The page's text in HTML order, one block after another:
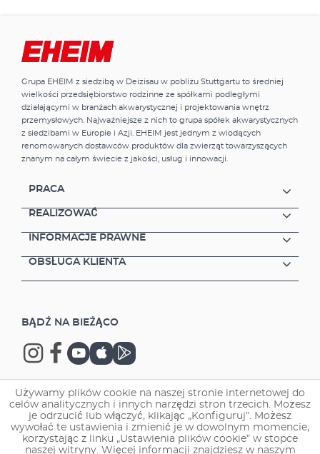
specjalnie zaprojektowany do zastosowań
indywidualnych Urządzenie składa się z
których liczbę można zwiększać lub
zmniejszać zależnie od wielkości oczka
wodnego, czy liczebności ryb. Nadaje się
również do wód płytkich ze względu na
płaską konstrukcję Nierzucający się w oczy
można wykorzystać do zasilenia ozdoby
podłączenia sterylizatora UVC. 3 dysze lub
wodnych, w tym fontann o różnych wzorach:
"Taniec" - "Bańka" - "Plusk" Minimalne
maksymalnej pojemności 4000 litrów bez ryb
energii Odpowiedniej długości kabel: 10 m
Wysoka jakość 3 lata gwarancji Zawartość
zestawu: Wewnętrzny filtr do oczek wodnych
MODUL4000 Teleskopowa rura z
odgałęzieniem z oddzielnym sterowaniem
natężeniem przepływu Do wyboru 2 dysze do
tworzenia efektów wodnych Elementy
Grupa EHEIM z siedzibą w Deizisau w pobliżu Stuttgartu to średniej
wielkości przedsiębiorstwo rodzinne ze spółkami podległymi
działającymi w branżach akwarystycznej i projektowania wnętrz
przemysłowych. Najważniejsze z nich to grupa spółek akwarystycznych
z siedzibami w Europie i Azji. EHEIM jest jednym z wiodących
renomowanych dostawców produktów dla zwierząt towarzyszących
znanym na całym świecie z jakości, usług i innowacji.
PRACA
REALIZOWAĆ
INFORMACJE PRAWNE
OBSŁUGA KLIENTA
BĄDŹ NA BIEŻĄCO
Copyright © 2026 EHEIM GmbH & Co. KG.
Używamy plików cookie na naszej stronie internetowej do
celów analitycznych i innych narzędzi stron trzecich. Możesz
je odrzucić lub włączyć, klikając „Konfiguruj”. Możesz
wywołać te ustawienia i zmienić je w dowolnym momencie,
korzystając z linku „Ustawienia plików cookie” w stopce
naszej witryny. Więcej informacji znajdziesz w naszym